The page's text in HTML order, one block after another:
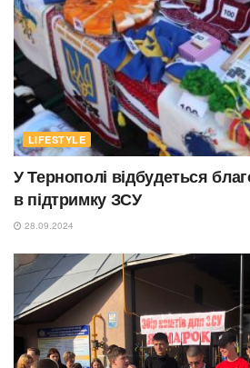
LIFESTYLE
У Тернополі відбудеться
в підтримку ЗСУ
28.09.2024